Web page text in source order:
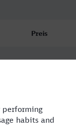
Preis